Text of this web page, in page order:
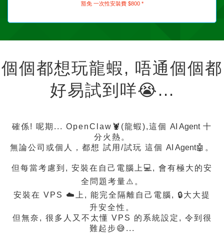
豁免 一次性安裝費 $800 *
個個都想玩龍蝦, 唔通個個都
好易試到咩😭...
確係! 呢期... OpenClaw🦞(龍蝦),這個 AI Agent十
分火熱。
無論公司或個人，都想 試用/試玩 這個 AI Agent🤖。
但每當考慮到, 安裝在自己電腦上💻, 會有極大的安
全問題考量⚠️。
安裝在 VPS ☁️上, 能完全隔離自己電腦, 🔒大大提
升安全性。
但無奈, 很多人又不太懂 VPS 的系統設定, 令到很
難起步😅...